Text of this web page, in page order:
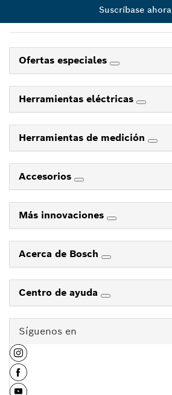
Suscríbase ahora
Ofertas especiales
Herramientas eléctricas
Herramientas de medición
Accesorios
Más innovaciones
Acerca de Bosch
Centro de ayuda
Síguenos en